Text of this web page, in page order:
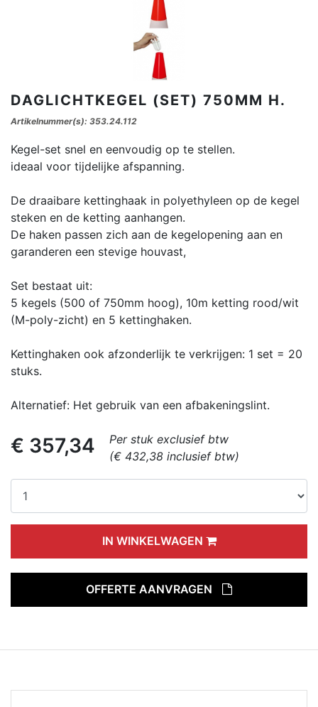
DAGLICHTKEGEL (SET) 750MM H.
Artikelnummer(s): 353.24.112
Kegel-set snel en eenvoudig op te stellen.
ideaal voor tijdelijke afspanning.
De draaibare kettinghaak in polyethyleen op de kegel
steken en de ketting aanhangen.
De haken passen zich aan de kegelopening aan en
garanderen een stevige houvast,
Set bestaat uit:
5 kegels (500 of 750mm hoog), 10m ketting rood/wit
(M-poly-zicht) en 5 kettinghaken.
Kettinghaken ook afzonderlijk te verkrijgen: 1 set = 20
stuks.
Alternatief: Het gebruik van een afbakeningslint.
€ 357,34
Per stuk exclusief btw
(€ 432,38 inclusief btw)
IN WINKELWAGEN
OFFERTE AANVRAGEN